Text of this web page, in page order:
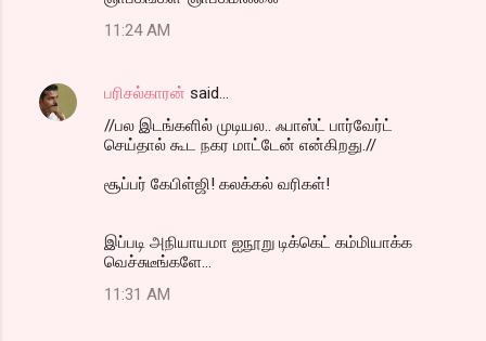
11:24 AM
பரிசல்காரன் said…
//பல இடங்களில் முடியல.. ஃபாஸ்ட் பார்வேர்ட்
செய்தால் கூட நகர மாட்டேன் என்கிறது.//
சூப்பர் கேபிள்ஜி! கலக்கல் வரிகள்!
இப்படி அநியாயமா ஐநூறு டிக்கெட் கம்மியாக்க
வெச்சுடீங்களே...
11:31 AM